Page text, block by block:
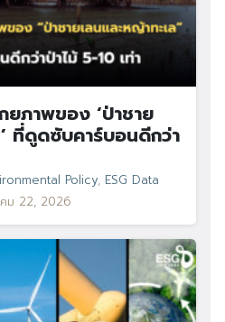
ภาพของ ‘ป่าชาย
ที่ดูดซับคาร์บอนดีกว่า
Policy, ESG Data
ม 22, 2026